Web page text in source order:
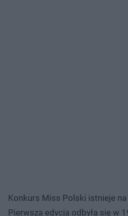
Konkurs Miss Polski istnieje
Pierwsza edycja odbyła się w